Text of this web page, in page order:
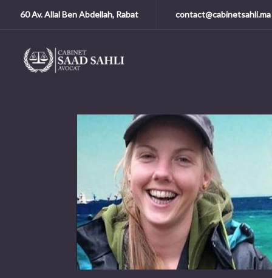
60 Av. Allal Ben Abdellah, Rabat contact@cabinetsahli.ma